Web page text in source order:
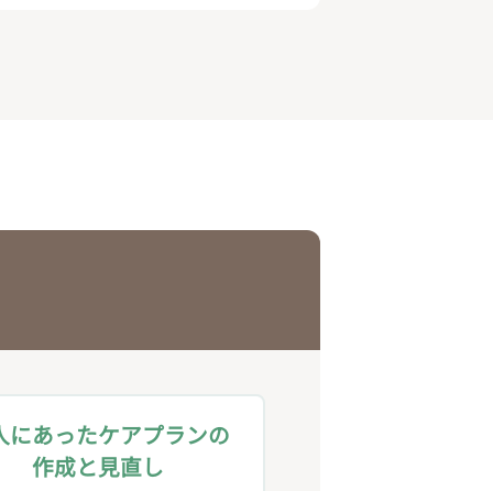
にあったケアプランの
作成と見直し